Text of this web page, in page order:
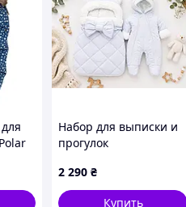
Набор для выписки и
прогулок
с
капюшоном+шапочка)
2 290 ₴
Купить